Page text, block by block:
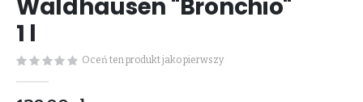
Waldhausen "Bronchio"
1 l
Oceń ten produkt jako pierwszy